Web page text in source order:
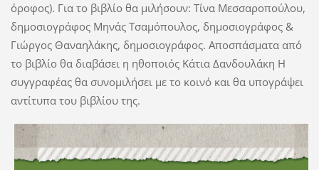
όροφος). Για το βιβλίο θα μιλήσουν: Τίνα Μεσσαροπούλου,
δημοσιογράφος Μηνάς Τσαμόπουλος, δημοσιογράφος &
Γιώργος Θαναηλάκης, δημοσιογράφος. Αποσπάσματα από
το βιβλίο θα διαβάσει η ηθοποιός Κάτια Δανδουλάκη Η
συγγραφέας θα συνομιλήσει με το κοινό και θα υπογράψει
αντίτυπα του βιβλίου της.